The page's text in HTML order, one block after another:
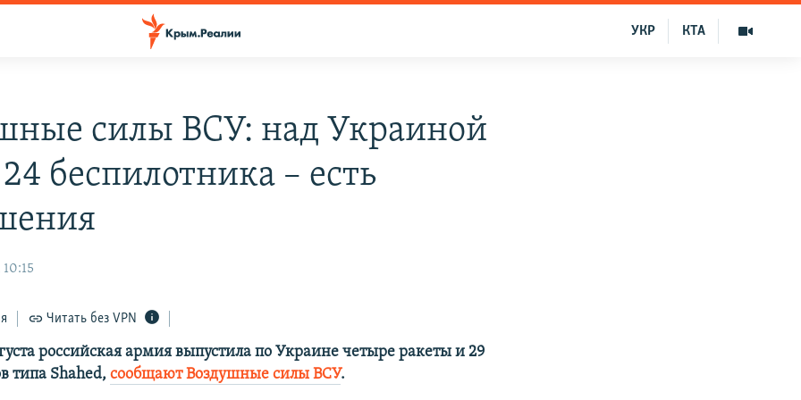
КТА
УКР
силы ВСУ: над Украиной
беспилотника – есть
Читать без VPN
российская армия выпустила по Украине четыре ракеты и 29
типа Shahed,сообщают Воздушные силы ВСУ.